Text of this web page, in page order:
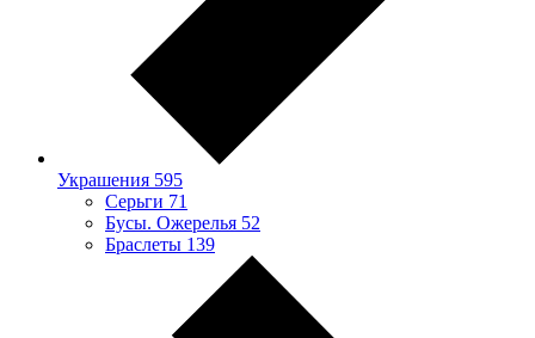
Украшения 595
Серьги 71
Бусы. Ожерелья 52
Браслеты 139